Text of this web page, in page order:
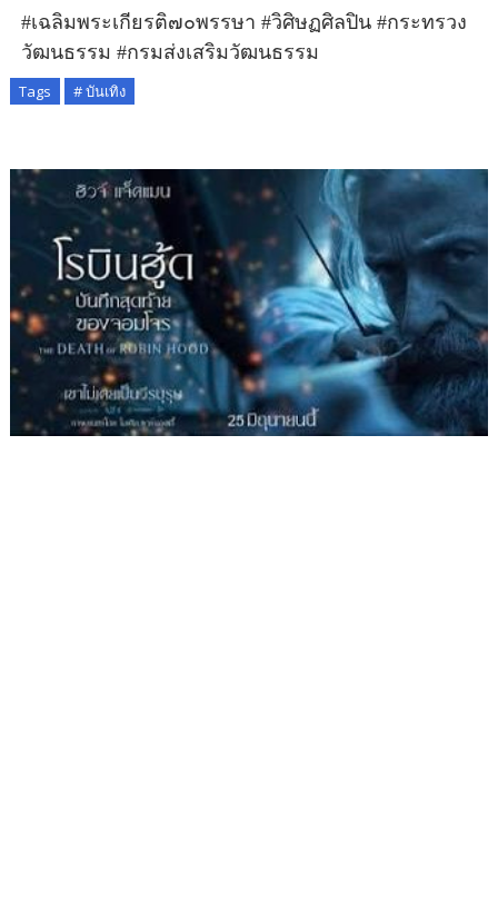
#เฉลิมพระเกียรติ๗๐พรรษา #วิศิษฏศิลปิน #กระทรวง
วัฒนธรรม #กรมส่งเสริมวัฒนธรรม
Tags # บันเทิง